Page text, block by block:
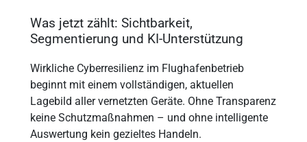
Was jetzt zählt: Sichtbarkeit,
Segmentierung und KI-Unterstützung
Wirkliche Cyberresilienz im Flughafenbetrieb
beginnt mit einem vollständigen, aktuellen
Lagebild aller vernetzten Geräte. Ohne Transparenz
keine Schutzmaßnahmen – und ohne intelligente
Auswertung kein gezieltes Handeln.